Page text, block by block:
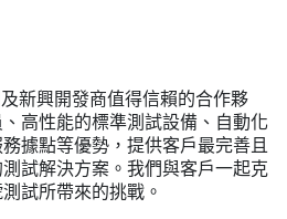
新興開發商值得信賴的合作夥
高性能的標準測試設備、自動化
據點等優勢，提供客戶最完善且
試解決方案。我們與客戶一起克
試所帶來的挑戰。